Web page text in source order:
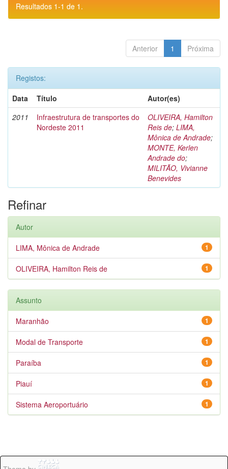
Resultados 1-1 de 1.
Anterior 1 Próxima
Registos:
Data
Título
Autor(es)
2011
Infraestrutura de transportes do
Nordeste 2011
OLIVEIRA, Hamilton
Reis de; LIMA,
Mônica de Andrade;
MONTE, Kerlen
Andrade do;
MILITÃO, Vivianne
Benevides
Refinar
Autor
1
LIMA, Mônica de Andrade
1
OLIVEIRA, Hamilton Reis de
Assunto
1
Maranhão
1
Modal de Transporte
1
Paraíba
1
Piauí
1
Sistema Aeroportuário